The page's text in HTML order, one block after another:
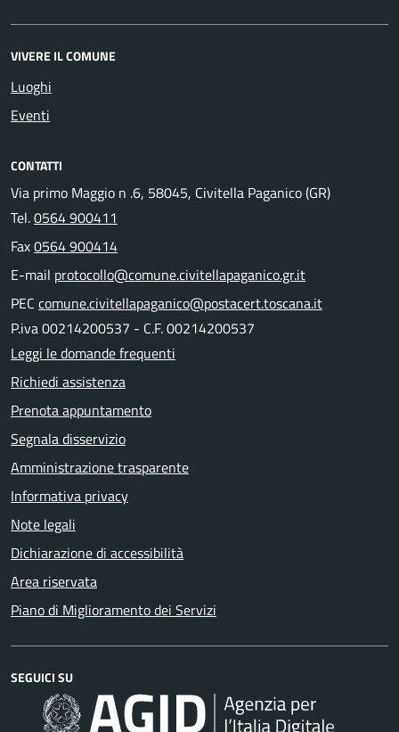
VIVERE IL COMUNE
Luoghi
Eventi
CONTATTI
Via primo Maggio n .6, 58045, Civitella Paganico (GR)
Tel.0564 900411
Fax0564 900414
E-mail protocollo@comune.civitellapaganico.gr.it
PEC comune.civitellapaganico@postacert.toscana.it
P.iva 00214200537 - C.F. 00214200537
Leggi le domande frequenti
Richiedi assistenza
Prenota appuntamento
Segnala disservizio
Amministrazione trasparente
Informativa privacy
Note legali
Dichiarazione di accessibilità
Area riservata
Piano di Miglioramento dei Servizi
SEGUICI SU